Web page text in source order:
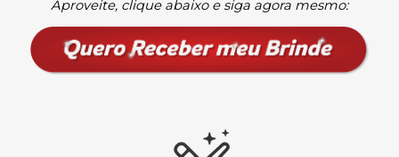
Aproveite, clique abaixo e siga agora mesmo: